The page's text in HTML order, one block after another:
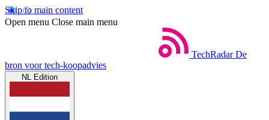
Skip to main content
Open menu Close main menu
TechRadar De
bron voor tech-koopadvies
NL Edition